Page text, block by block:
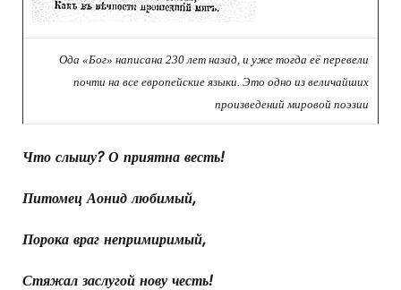
Ода «Бог» написана 230 лет назад, и уже тогда её перевели
почти на все европейские языки. Это одно из величайших
произведений мировой поэзии
Что слышу? О приятна весть!
Питомец Аонид любимый,
Порока враг непримиримый,
Стяжал заслугой нову честь!